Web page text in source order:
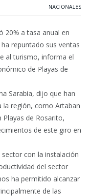
NACIONALES
20% a tasa anual en
repuntado sus ventas
al turismo, informa el
de Playas de
Sarabia, dijo que han
la región, como Artaban
Playas de Rosarito,
de este giro en
con la instalación
del sector
ha permitido alcanzar
de las